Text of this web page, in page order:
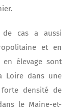
de cas a aussi
et en
élevage sont
Loire dans une
densité de
le Maine-et-